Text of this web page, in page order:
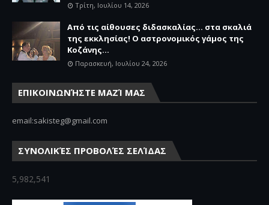
Τρίτη, Ιουλίου 14, 2026
Από τις αίθουσες διδασκαλίας… στα σκαλιά
της εκκλησίας! Ο αστρονομικός γάμος της
Κοζάνης...
Παρασκευή, Ιουλίου 24, 2026
ΕΠΙΚΟΙΝΩΝΉΣΤΕ ΜΑΖΊ ΜΑΣ
email:sakisteg@gmail.com
ΣΥΝΟΛΙΚΈΣ ΠΡΟΒΟΛΈΣ ΣΕΛΊΔΑΣ
5,982,541